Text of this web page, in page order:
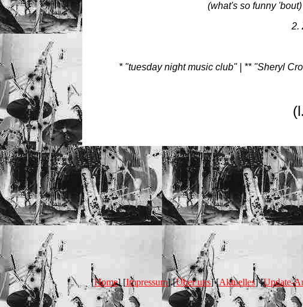
(what's so funny
2.
* "tuesday night music club" | ** "Sheryl
[Home] [Impressum] [Über uns] [Aktuelles] [Update-